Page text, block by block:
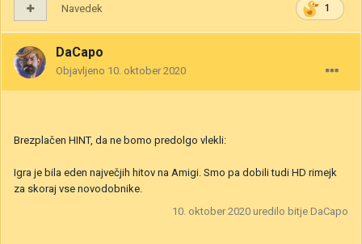
1
Navedek
DaCapo
Objavljeno 10. oktober 2020
Brezplačen HINT, da ne bomo predolgo vlekli:
Igra je bila eden največjih hitov na Amigi. Smo pa dobili tudi HD rimejk
za skoraj vse novodobnike.
10. oktober 2020 uredilo bitje DaCapo